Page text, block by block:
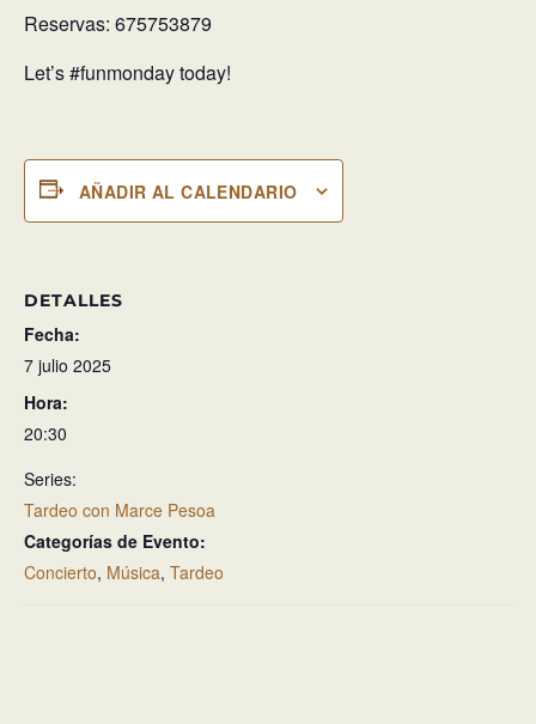
Reservas: 675753879
Let’s #funmonday today!
AÑADIR AL CALENDARIO
DETALLES
Fecha:
7 julio 2025
Hora:
20:30
Series:
Tardeo con Marce Pesoa
Categorías de Evento:
Concierto, Música, Tardeo